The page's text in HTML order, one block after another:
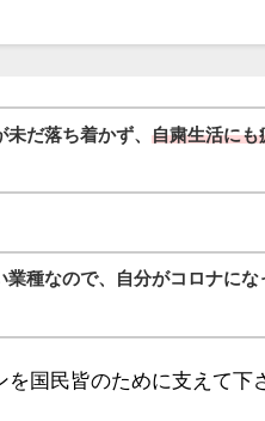
未だ落ち着かず、自粛生活にも
業種なので、自分がコロナにな
国民皆のために支えて下